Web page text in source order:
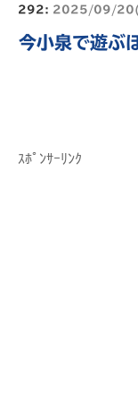
292: 2025/09/20(
今小泉で遊ぶ
ｽﾎﾟﾝｻｰﾘﾝｸ